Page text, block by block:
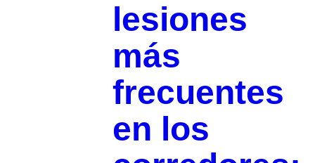
lesiones
más
frecuentes
en los